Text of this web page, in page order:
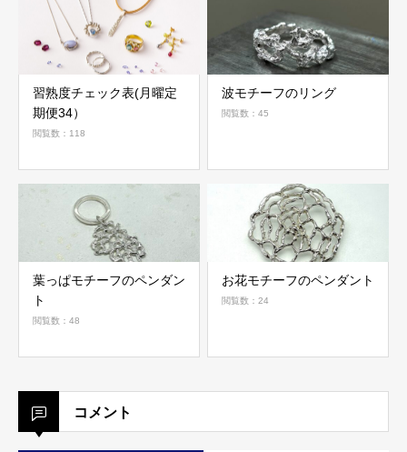
習熟度チェック表(月曜定
期便34）
閲覧数：118
波モチーフのリング
閲覧数：45
葉っぱモチーフのペンダン
ト
閲覧数：48
お花モチーフのペンダント
閲覧数：24
コメント